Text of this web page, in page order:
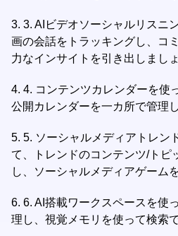
3. 3. AIビデオソーシャルリスニ
画の会話をトラッキングし、コ
力なインサイトを引き出しましょ
4. 4. コンテンツカレンダーを使
公開カレンダーを一カ所で管理
5. 5. ソーシャルメディアトレン
て、トレンドのコンテンツ/トピ
し、ソーシャルメディアゲーム
6. 6. AI搭載ワークスペースを使
理し、視覚メモリを使って検索